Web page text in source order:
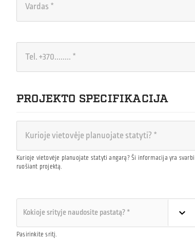
PROJEKTO SPECIFIKACIJA
Kurioje vietovėje planuojate statyti angarą? Ši informacija yra svarbi
ruošiant projektą.
Pasirinkite sritį.